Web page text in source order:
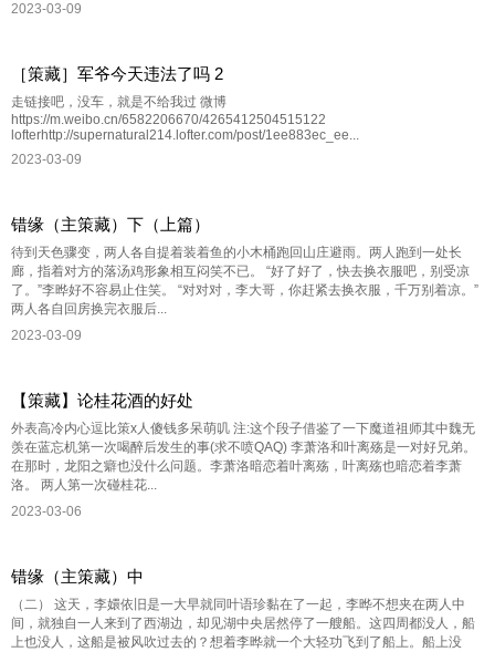
2023-03-09
［策藏］军爷今天违法了吗 2
走链接吧，没车，就是不给我过 微博
https://m.weibo.cn/6582206670/4265412504515122
lofterhttp://supernatural214.lofter.com/post/1ee883ec_ee...
2023-03-09
错缘（主策藏）下（上篇）
待到天色骤变，两人各自提着装着鱼的小木桶跑回山庄避雨。两人跑到一处长
廊，指着对方的落汤鸡形象相互闷笑不已。 “好了好了，快去换衣服吧，别受凉
了。”李晔好不容易止住笑。 “对对对，李大哥，你赶紧去换衣服，千万别着凉。”
两人各自回房换完衣服后...
2023-03-09
【策藏】论桂花酒的好处
外表高冷内心逗比策x人傻钱多呆萌叽 注:这个段子借鉴了一下魔道祖师其中魏无
羡在蓝忘机第一次喝醉后发生的事(求不喷QAQ) 李萧洛和叶离殇是一对好兄弟。
在那时，龙阳之癖也没什么问题。李萧洛暗恋着叶离殇，叶离殇也暗恋着李萧
洛。 两人第一次碰桂花...
2023-03-06
错缘（主策藏）中
（二） 这天，李嬛依旧是一大早就同叶语珍黏在了一起，李晔不想夹在两人中
间，就独自一人来到了西湖边，却见湖中央居然停了一艘船。这四周都没人，船
上也没人，这船是被风吹过去的？想着李晔就一个大轻功飞到了船上。船上没